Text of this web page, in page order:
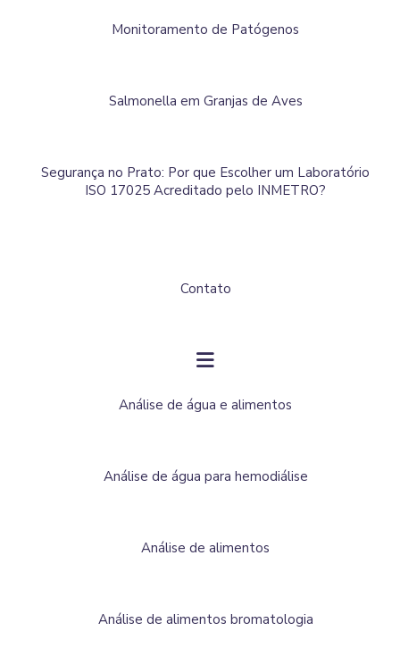
Monitoramento de Patógenos
Salmonella em Granjas de Aves
Segurança no Prato: Por que Escolher um Laboratório
ISO 17025 Acreditado pelo INMETRO?
Contato
Análise de água e alimentos
Análise de água para hemodiálise
Análise de alimentos
Análise de alimentos bromatologia